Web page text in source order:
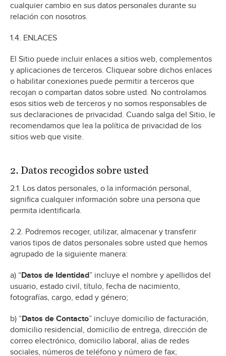
cualquier cambio en sus datos personales durante su
relación con nosotros.
1.4. ENLACES
El Sitio puede incluir enlaces a sitios web, complementos
y aplicaciones de terceros. Cliquear sobre dichos enlaces
o habilitar conexiones puede permitir a terceros que
recojan o compartan datos sobre usted. No controlamos
esos sitios web de terceros y no somos responsables de
sus declaraciones de privacidad. Cuando salga del Sitio, le
recomendamos que lea la política de privacidad de los
sitios web que visite.
2. Datos recogidos sobre usted
2.1. Los datos personales, o la información personal,
significa cualquier información sobre una persona que
permita identificarla.
2.2. Podremos recoger, utilizar, almacenar y transferir
varios tipos de datos personales sobre usted que hemos
agrupado de la siguiente manera:
a) “Datos de Identidad” incluye el nombre y apellidos del
usuario, estado civil, título, fecha de nacimiento,
fotografías, cargo, edad y género;
b) “Datos de Contacto” incluye domicilio de facturación,
domicilio residencial, domicilio de entrega, dirección de
correo electrónico, domicilio laboral, alias de redes
sociales, números de teléfono y número de fax;